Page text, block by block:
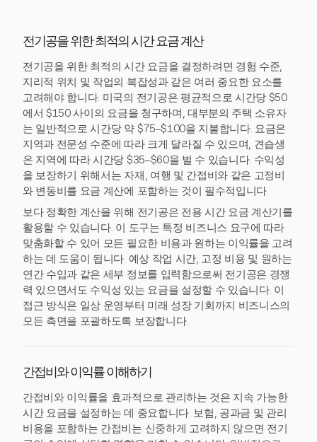
전기공을 위한 최적의 시간 요금 계산
전기공을 위한 최적의 시간 요금을 결정하려면 경험 수준,
지리적 위치 및 작업의 복잡성과 같은 여러 중요한 요소를
고려해야 합니다. 미국의 전기공은 평균적으로 시간당 $50
에서 $150 사이의 요금을 청구하며, 대부분의 주택 소유자
는 일반적으로 시간당 약 $75–$100을 지불합니다. 요금은
지역과 전문성 수준에 따라 크게 달라질 수 있으며, 견습생
은 지역에 따라 시간당 $35–$60을 벌 수 있습니다. 수익성
을 보장하기 위해서는 자재, 여행 및 간접비와 같은 고정비
와 변동비를 요금 계산에 포함하는 것이 필수적입니다.
보다 정확한 계산을 위해 전기공은 전용 시간 요금 계산기를
활용할 수 있습니다. 이 도구는 특정 비즈니스 요구에 따라
맞춤화할 수 있어 모든 필요한 비용과 원하는 이익률을 고려
하는 데 도움이 됩니다. 예상 작업 시간, 고정 비용 및 원하는
연간 수입과 같은 세부 정보를 입력함으로써 전기공은 경쟁
력 있으면서도 수익성 있는 요금을 설정할 수 있습니다. 이
접근 방식은 일상 운영부터 미래 성장 기회까지 비즈니스의
모든 측면을 포괄하도록 보장합니다.
간접비와 이익률 이해하기
간접비와 이익률을 효과적으로 관리하는 것은 지속 가능한
시간 요금을 설정하는 데 중요합니다. 보험, 공과금 및 관리
비용을 포함하는 간접비는 신중하게 고려하지 않으면 전기